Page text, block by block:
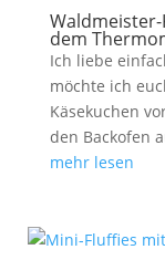
dem
Ich liebe
möchte ich
Käsekuchen
den Backofen
mehr lesen